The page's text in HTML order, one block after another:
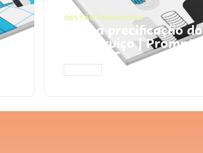
GESTÃO FINANCEIRA
Faça a precificação do
seu serviço | Prompts
ChatGPT